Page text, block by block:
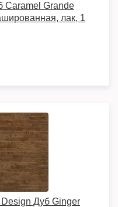
Caramel Grande
лак, 1
Design Дуб Ginger